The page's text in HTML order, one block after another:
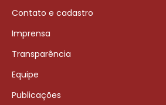
Contato e cadastro
Imprensa
Transparência
Equipe
Publicações